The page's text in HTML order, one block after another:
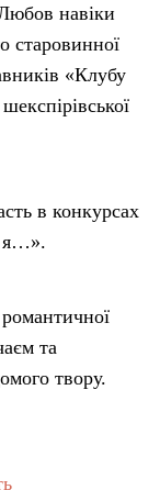
навіки
старовинної
«Клубу
в конкурсах
я…».
та
твору.